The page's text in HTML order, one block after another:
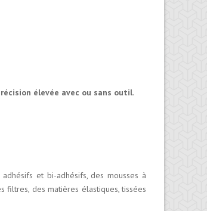
élevée avec ou sans outil.
et bi-adhésifs, des mousses à
filtres, des matières élastiques, tissées